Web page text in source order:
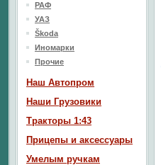
РАФ
УАЗ
Škoda
Иномарки
Прочие
Наш Aвтопром
Наши Грузовики
Тракторы 1:43
Прицепы и аксессуары
Умелым ручкам